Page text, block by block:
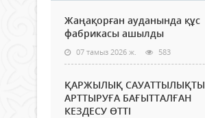
Жаңақорған ауданында құс
фабрикасы ашылды
07 тамыз 2026 ж. 583
ҚАРЖЫЛЫҚ САУАТТЫЛЫҚТЫ
АРТТЫРУҒА БАҒЫТТАЛҒАН
КЕЗДЕСУ ӨТТІ